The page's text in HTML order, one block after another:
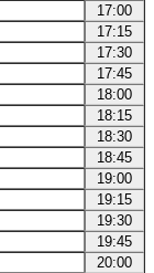
17:00
17:15
17:30
17:45
18:00
18:15
18:30
18:45
19:00
19:15
19:30
19:45
20:00